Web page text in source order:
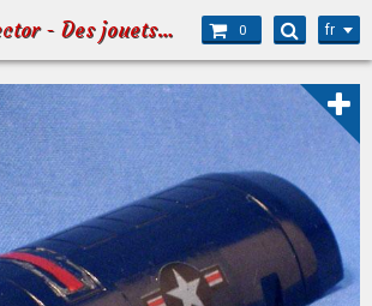
Jouets Collector - Des jouets pour Petits et Grands 0 fr